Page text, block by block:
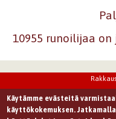
10955 runoilijaa
Käytämme evästeitä
käyttökokemuksen.